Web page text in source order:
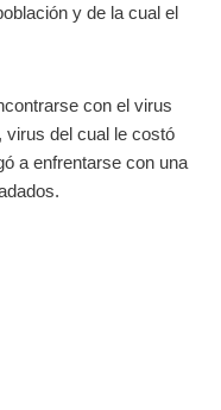
y de la cual el
con el virus
virus del cual le costó
a enfrentarse con una